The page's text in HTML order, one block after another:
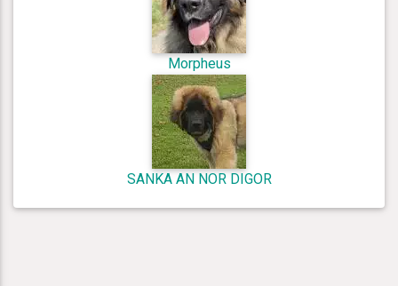
Morpheus
SANKA AN NOR DIGOR